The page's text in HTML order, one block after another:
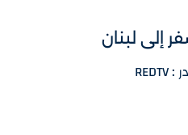
إلى لبنان